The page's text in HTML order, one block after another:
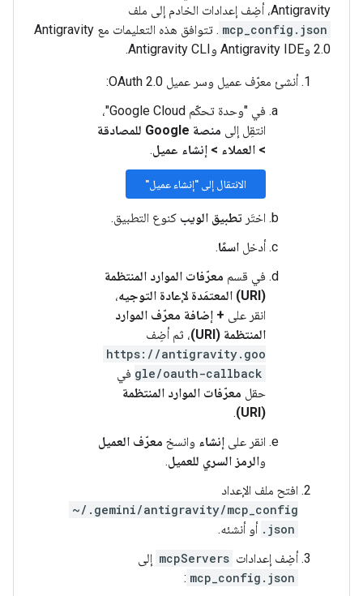
Antigravity، أضِف إعدادات الخادم إلى ملف
mcp_config.json
. تتوافق هذه التعليمات مع Antigravity
2.0 وAntigravity IDE وAntigravity CLI.
أنشئ معرّف عميل وسر عميل OAuth 2.0:
في "وحدة تحكّم Google Cloud"،
انتقِل إلى منصة Google للمصادقة
> العملاء > إنشاء عميل.
الانتقال إلى "إنشاء عميل"
اختَر تطبيق الويب كنوع التطبيق.
أدخل اسمًا.
في قسم معرّفات الموارد المنتظمة
(URI) المعتمَدة لإعادة التوجيه
،
انقر على + إضافة معرّف الموارد
المنتظمة (URI)
، ثم أضِف
https://antigravity.goo
gle/oauth-callback في
حقل معرّفات الموارد المنتظمة
(URI)
.
انقر على إنشاء وانسخ معرّف العميل
والرمز السري للعميل.
افتح ملف الإعداد
~/.gemini/antigravity/mcp_config
.json أو أنشئه.
أضِف إعدادات mcpServers إلى
mcp_config.json
: